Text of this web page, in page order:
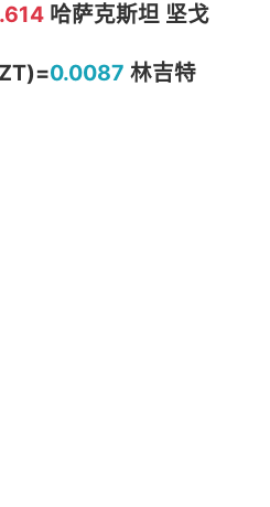
哈萨克斯坦 坚戈
0.0087 林吉特